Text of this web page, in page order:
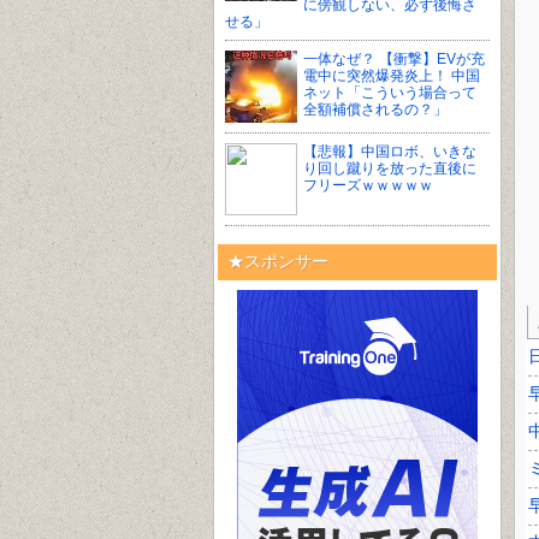
に傍観しない、必ず後悔さ
せる」
一体なぜ？ 【衝撃】EVが充
電中に突然爆発炎上！ 中国
ネット「こういう場合って
全額補償されるの？」
【悲報】中国ロボ、いきな
り回し蹴りを放った直後に
フリーズｗｗｗｗｗ
★スポンサー